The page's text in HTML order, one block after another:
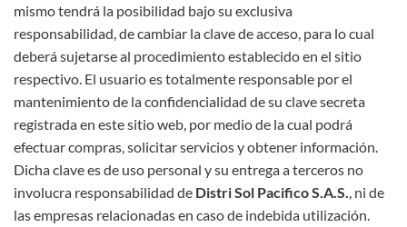
mismo tendrá la posibilidad bajo su exclusiva
responsabilidad, de cambiar la clave de acceso, para lo cual
deberá sujetarse al procedimiento establecido en el sitio
respectivo. El usuario es totalmente responsable por el
mantenimiento de la confidencialidad de su clave secreta
registrada en este sitio web, por medio de la cual podrá
efectuar compras, solicitar servicios y obtener información.
Dicha clave es de uso personal y su entrega a terceros no
involucra responsabilidad de Distri Sol Pacifico S.A.S.
, ni de
las empresas relacionadas en caso de indebida utilización.